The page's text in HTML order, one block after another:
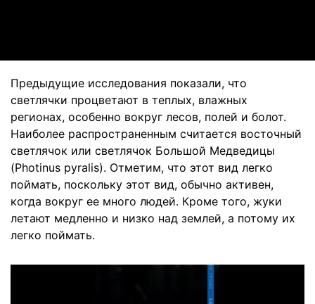
Предыдущие исследования показали, что
светлячки процветают в теплых, влажных
регионах, особенно вокруг лесов, полей и болот.
Наиболее распространенным считается восточный
светлячок или светлячок Большой Медведицы
(Photinus pyralis). Отметим, что этот вид легко
поймать, поскольку этот вид, обычно активен,
когда вокруг ее много людей. Кроме того, жуки
летают медленно и низко над землей, а потому их
легко поймать.